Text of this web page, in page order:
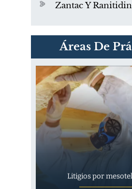
Zantac Y
Áreas De
PVC Cloruro de
Exposición
Litigios por